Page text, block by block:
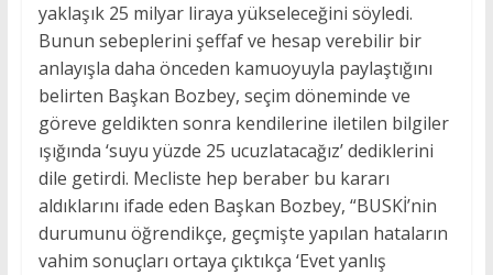
yaklaşık 25 milyar liraya yükseleceğini söyledi.
Bunun sebeplerini şeffaf ve hesap verebilir bir
anlayışla daha önceden kamuoyuyla paylaştığını
belirten Başkan Bozbey, seçim döneminde ve
göreve geldikten sonra kendilerine iletilen bilgiler
ışığında ‘suyu yüzde 25 ucuzlatacağız’ dediklerini
dile getirdi. Mecliste hep beraber bu kararı
aldıklarını ifade eden Başkan Bozbey, “BUSKİ’nin
durumunu öğrendikçe, geçmişte yapılan hataların
vahim sonuçları ortaya çıktıkça ‘Evet yanlış